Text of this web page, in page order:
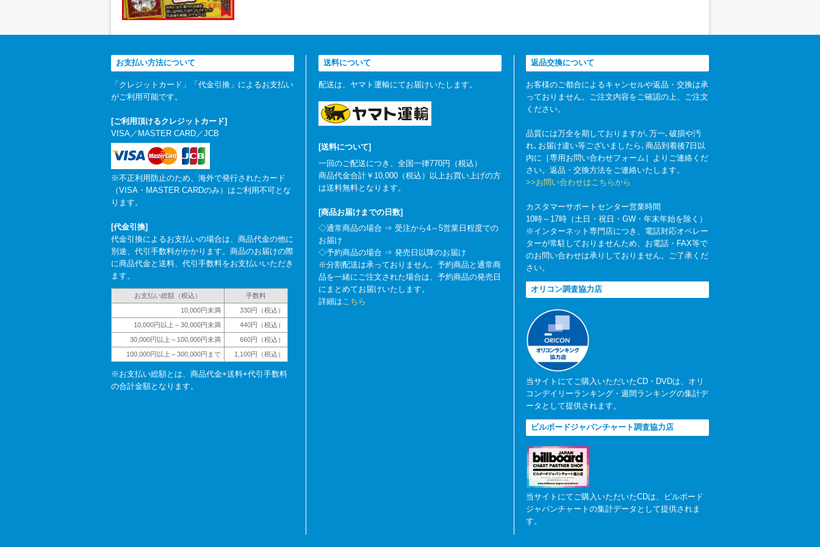
お支払い方法について
「クレジットカード」「代金引換」によるお支払い
がご利用可能です。
[ご利用頂けるクレジットカード]
VISA／MASTER CARD／JCB
※不正利用防止のため、海外で発行されたカード
（VISA・MASTER CARDのみ）はご利用不可とな
ります。
[代金引換]
代金引換によるお支払いの場合は、商品代金の他に
別途、代引手数料がかかります。商品のお届けの際
に商品代金と送料、代引手数料をお支払いいただき
ます。
お支払い総額（税込）
手数料
10,000円未満
330円（税込）
10,000円以上～30,000円未満
440円（税込）
30,000円以上～100,000円未満
660円（税込）
100,000円以上～300,000円まで
1,100円（税込）
※お支払い総額とは、商品代金+送料+代引手数料
の合計金額となります。
送料について
配送は、ヤマト運輸にてお届けいたします。
[送料について]
一回のご配送につき、全国一律770円（税込）
商品代金合計￥10,000（税込）以上お買い上げの方
は送料無料となります。
[商品お届けまでの日数]
◇通常商品の場合 ⇒ 受注から4～5営業日程度での
お届け
◇予約商品の場合 ⇒ 発売日以降のお届け
※分割配送は承っておりません。予約商品と通常商
品を一緒にご注文された場合は、予約商品の発売日
にまとめてお届けいたします。
詳細はこちら
返品交換について
お客様のご都合によるキャンセルや返品・交換は承
っておりません。ご注文内容をご確認の上、ご注文
ください。
品質には万全を期しておりますが､万一､破損や汚
れ､お届け違い等ございましたら､商品到着後7日以
内に［専用お問い合わせフォーム］よりご連絡くだ
さい。返品・交換方法をご連絡いたします。
>>お問い合わせはこちらから
カスタマーサポートセンター営業時間
10時～17時（土日・祝日・GW・年末年始を除く）
※インターネット専門店につき、電話対応オペレー
ターが常駐しておりませんため、お電話・FAX等で
のお問い合わせは承りしておりません。ご了承くだ
さい。
オリコン調査協力店
当サイトにてご購入いただいたCD・DVDは、オリ
コンデイリーランキング・週間ランキングの集計デ
ータとして提供されます。
ビルボードジャパンチャート調査協力店
当サイトにてご購入いただいたCDは、ビルボード
ジャパンチャートの集計データとして提供されま
す。